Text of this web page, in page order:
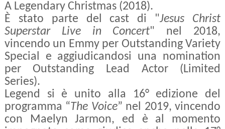
A Legendary Christmas (2018).
È stato parte del cast di "Jesus Christ
Superstar Live in Concert" nel 2018,
vincendo un Emmy per Outstanding Variety
Special e aggiudicandosi una nomination
per Outstanding Lead Actor (Limited
Series).
Legend si è unito alla 16° edizione del
programma “The Voice” nel 2019, vincendo
con Maelyn Jarmon, ed è al momento